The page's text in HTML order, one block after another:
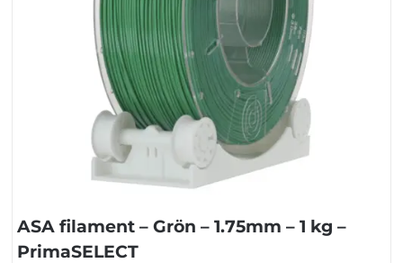
ASA filament – Grön – 1.75mm – 1 kg –
PrimaSELECT